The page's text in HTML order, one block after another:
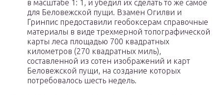
в масштабе 1: 1, и убедил их сделать то же самое
для Беловежской пущи. Взамен Огилви и
Гринпис предоставили геобоксерам справочные
материалы в виде трехмерной топографической
карты леса площадью 700 квадратных
километров (270 квадратных миль),
составленной из сотен изображений и карт
Беловежской пущи, на создание которых
потребовалось шесть недель.